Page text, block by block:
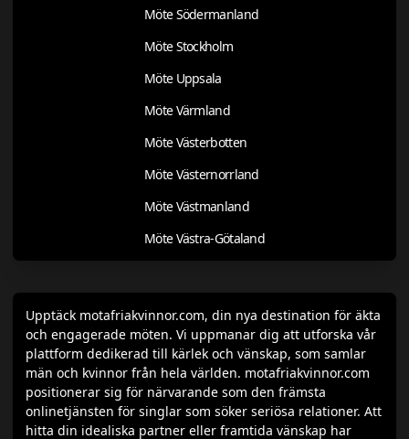
Möte Södermanland
Möte Stockholm
Möte Uppsala
Möte Värmland
Möte Västerbotten
Möte Västernorrland
Möte Västmanland
Möte Västra-Götaland
Upptäck motafriakvinnor.com, din nya destination för äkta
och engagerade möten. Vi uppmanar dig att utforska vår
plattform dedikerad till kärlek och vänskap, som samlar
män och kvinnor från hela världen. motafriakvinnor.com
positionerar sig för närvarande som den främsta
onlinetjänsten för singlar som söker seriösa relationer. Att
hitta din idealiska partner eller framtida vänskap har